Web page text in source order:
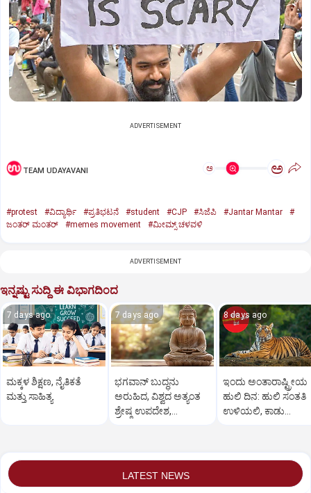
ADVERTISEMENT
TEAM UDAYAVANI ಅ ಅ
#protest #ವಿದ್ಯಾರ್ಥಿ #ಪ್ರತಿಭಟನೆ #student #CJP #ಸಿಜೆಪಿ #Jantar Mantar
#
ಜಂತರ್‌ ಮಂತರ್‌
#memes movement #ಮೀಮ್ಸ್‌ ಚಳವಳಿ
ADVERTISEMENT
ಇನ್ನಷ್ಟು ಸುದ್ದಿ ಈ ವಿಭಾಗದಿಂದ
7 days ago
ಮಕ್ಕಳ ಶಿಕ್ಷಣ, ನೈತಿಕತೆ
ಮತ್ತು ಸಾಹಿತ್ಯ
7 days ago
ಭಗವಾನ್ ಬುದ್ಧನು
ಅರುಹಿದ, ವಿಶ್ವದ ಅತ್ಯಂತ
ಶ್ರೇಷ್ಠ ಉಪದೇಶ,
8 days ago
ಇಂದು ಅಂತಾರಾಷ್ಟ್ರೀಯ
ಹುಲಿ ದಿನ: ಹುಲಿ ಸಂತತಿ
ಉಳಿಯಲಿ, ಕಾಡು
LATEST NEWS